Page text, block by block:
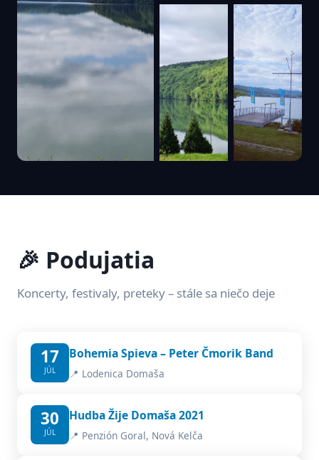
🎉 Podujatia
Koncerty, festivaly, preteky – stále sa niečo deje
17
JÚL
Bohemia Spieva – Peter Čmorik Band
📍 Lodenica Domaša
30
JÚL
Hudba Žije Domaša 2021
📍 Penzión Goral, Nová Kelča